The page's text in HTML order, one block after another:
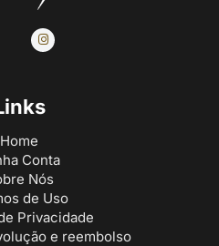
Home
Conta
Nós
de Uso
Privacidade
e reembolso